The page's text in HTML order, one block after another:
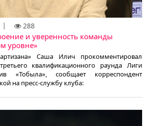
288
и уверенность команды
уровне»
Саша Илич прокомментировал
квалификационного раунда Лиги
«Тобыла», сообщает корреспондент
на пресс-службу клуба: